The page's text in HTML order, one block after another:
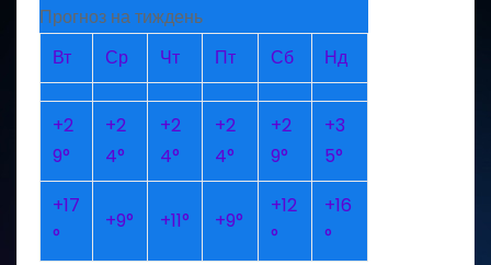
Прогноз на тиждень
Вт
Ср Чт Пт Сб Нд
+2
9°
+2
4°
+2
4°
+2
4°
+2
9°
+3
5°
+17
°
+9° +11° +9°
+12
°
+16
°